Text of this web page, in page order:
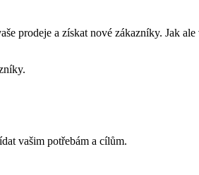
prodeje a získat nové zákazníky. Jak
vašim potřebám a cílům.